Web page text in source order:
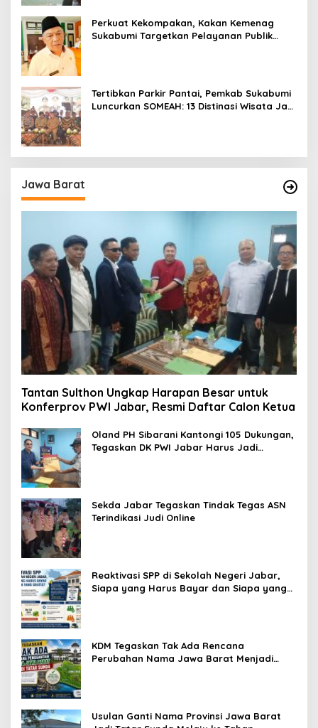
Perkuat Kekompakan, Kakan Kemenag
Sukabumi Targetkan Pelayanan Publik
Tertibkan Parkir Pantai, Pemkab Sukabumi
Luncurkan SOMEAH: 13 Distinasi Wisata Jadi
Jawa Barat
Tantan Sulthon Ungkap Harapan Besar untuk
Konferprov PWI Jabar, Resmi Daftar Calon Ketua
Oland PH Sibarani Kantongi 105 Dukungan,
Tegaskan DK PWI Jabar Harus Jadi
Sekda Jabar Tegaskan Tindak Tegas ASN
Terindikasi Judi Online
Reaktivasi SPP di Sekolah Negeri Jabar,
Siapa yang Harus Bayar dan Siapa yang
KDM Tegaskan Tak Ada Rencana
Perubahan Nama Jawa Barat Menjadi
Usulan Ganti Nama Provinsi Jawa Barat